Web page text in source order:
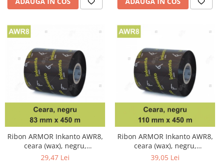
Ribon ARMOR Inkanto AWR8,
ceara (wax), negru,
83mmX450M, OUT
29,47 Lei
Ribon ARMOR Inkanto AWR8,
ceara (wax), negru,
110mmX450M, OUT
39,05 Lei